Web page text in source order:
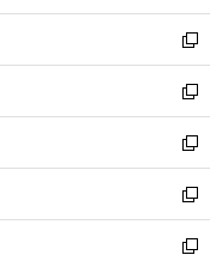
ウ
で
開
く
ン
ド
ウ
で
開
く
ウ
ィ
ン
ド
ウ
で
開
く
し
い
ウ
ィ
ン
ド
ウ
で
開
く
新
し
い
ウ
ィ
ン
ド
ウ
で
新
し
い
ウ
ィ
ン
ド
新
し
い
ウ
ィ
新
し
い
新